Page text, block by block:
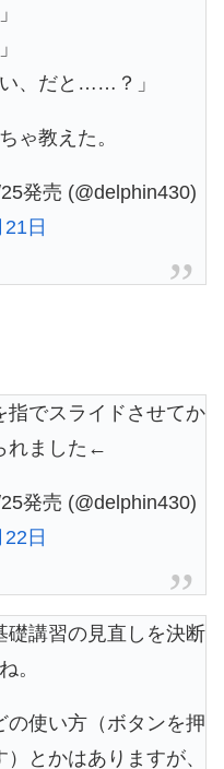
、だと……？」
ゃ教えた。
発売 (@delphin430)
日
指でスライドさせてか
れました←
発売 (@delphin430)
日
礎講習の見直しを決断
。
の使い方（ボタンを押
とかはありますが、